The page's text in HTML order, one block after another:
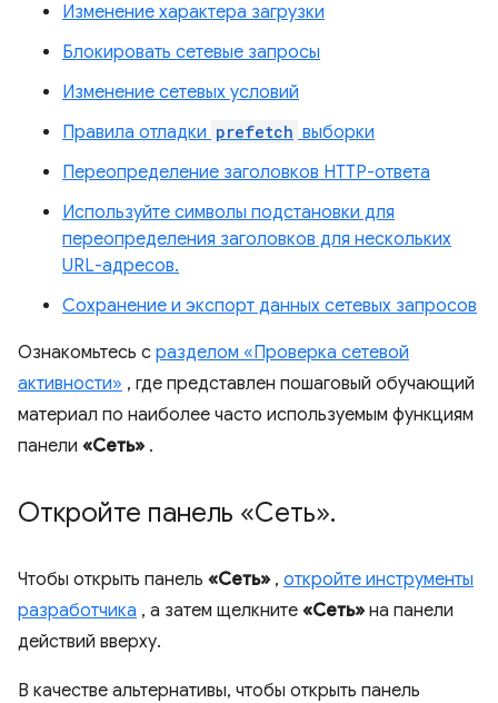
Изменение характера загрузки
Блокировать сетевые запросы
Изменение сетевых условий
Правила отладки prefetch выборки
Переопределение заголовков HTTP-ответа
Используйте символы подстановки для
переопределения заголовков для нескольких
URL-адресов.
Сохранение и экспорт данных сетевых запросов
Ознакомьтесь с разделом «Проверка сетевой
активности» , где представлен пошаговый обучающий
материал по наиболее часто используемым функциям
панели «Сеть» .
Откройте панель «Сеть».
Чтобы открыть панель «Сеть» , откройте инструменты
разработчика , а затем щелкните «Сеть» на панели
действий вверху.
В качестве альтернативы, чтобы открыть панель